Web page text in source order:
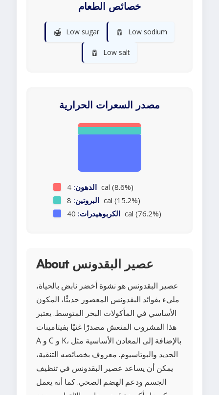
خصائص الطعام
🍯 Low sugar 🧂 Low sodium
🧂 Low salt
مصدر السعرات الحرارية
الدهون: 4 cal (8.6%)
البروتين: 8 cal (15.2%)
الكربوهيدرات: 40 cal (76.2%)
About عصير البقدونس
عصير البقدونس هو نشوة أخضر نابض بالحياة،
مليء بفوائد البقدونس المعصور حديثًا، المكون
الأساسي في المأكولات البحر المتوسط. يعتبر
هذا المشروب المنعش مصدرًا غنيًا بفيتامينات
A و C و K، بالإضافة إلى المعادن الأساسية مثل
الحديد والبوتاسيوم. معروف بخصائصه التنقية،
يمكن أن يساعد عصير البقدونس في تنظيف
الجسم ودعم الهضم الصحي. كما أنه يعمل